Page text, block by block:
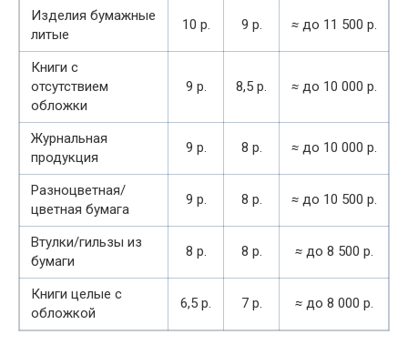
Изделия бумажные
литые
10 р. 9 р. ≈ до 11 500 р.
Книги с
отсутствием
обложки
9 р. 8,5 р. ≈ до 10 000 р.
Журнальная
продукция
9 р. 8 р. ≈ до 10 000 р.
Разноцветная/
цветная бумага
9 р. 8 р. ≈ до 10 500 р.
Втулки/гильзы из
бумаги
8 р. 8 р. ≈ до 8 500 р.
Книги целые с
обложкой
6,5 р. 7 р. ≈ до 8 000 р.